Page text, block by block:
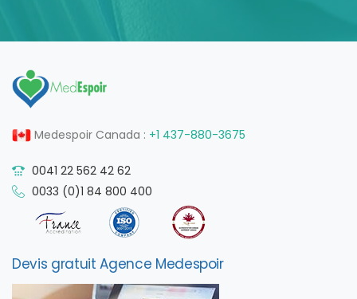
Medespoir Canada : +1 437-880-3675
0041 22 562 42 62
0033 (0)1 84 800 400
Devis gratuit Agence Medespoir